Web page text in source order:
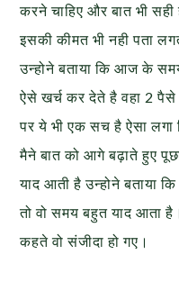
करने चाहिए और बात भी
इसकी कीमत भी नही पता
उन्होने बताया कि आज के
ऐसे खर्च कर देते है वहा 2 पैसे
पर ये भी एक सच है ऐसा लगा
मैने बात को आगे बढ़ाते हुए
याद आती है उन्होने बताया
तो वो समय बहुत याद आता
कहते वो संजीदा हो गए।